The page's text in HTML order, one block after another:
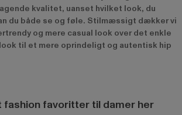
kvalitet, uanset hvilket look, du
du både se og føle. Stilmæssigt dækker vi
og mere casual look over det enkle
til et mere oprindeligt og autentisk hip
fashion favoritter til damer her